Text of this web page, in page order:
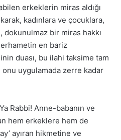
erkeklerin miras aldığı
kadınlara ve çocuklara,
dokunulmaz bir miras hakkı
en bariz
duası, bu ilahi taksime tam
uygulamada zerre kadar
Rabbi! Anne-babanın ve
hem erkeklere hem de
ayıran hikmetine ve